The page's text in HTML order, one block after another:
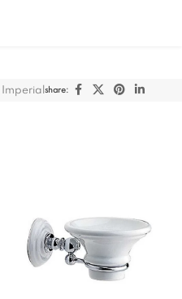
Imperial share: